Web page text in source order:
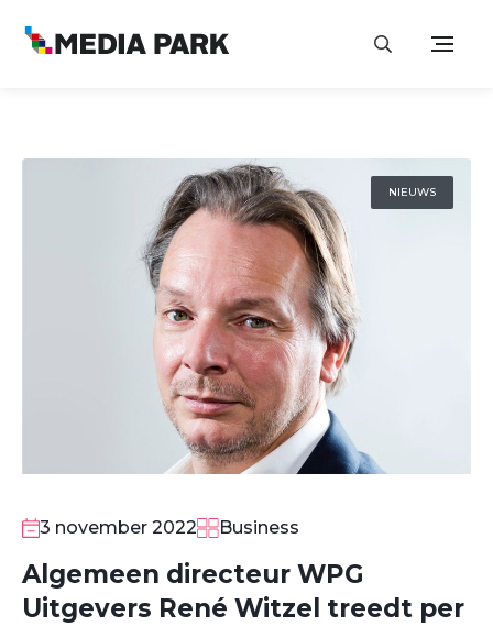
NIEUWS
3 november 2022 Business
Algemeen directeur WPG
Uitgevers René Witzel treedt per